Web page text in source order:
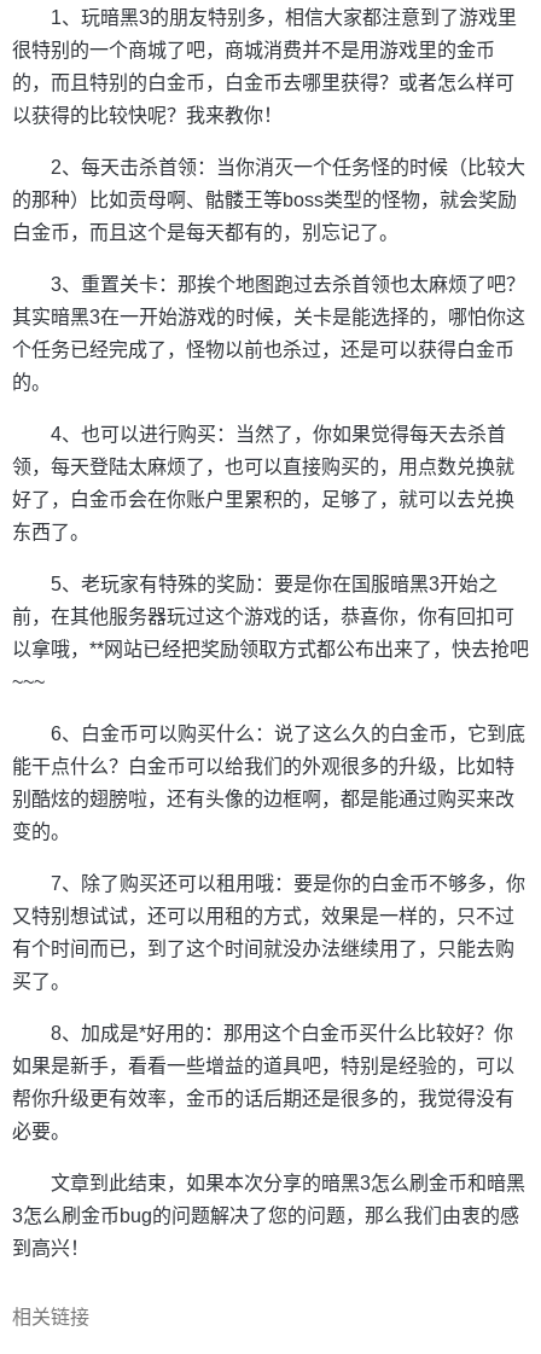
1、玩暗黑3的朋友特别多，相信大家都注意到了游戏里
很特别的一个商城了吧，商城消费并不是用游戏里的金币
的，而且特别的白金币，白金币去哪里获得？或者怎么样可
以获得的比较快呢？我来教你！
2、每天击杀首领：当你消灭一个任务怪的时候（比较大
的那种）比如贡母啊、骷髅王等boss类型的怪物，就会奖励
白金币，而且这个是每天都有的，别忘记了。
3、重置关卡：那挨个地图跑过去杀首领也太麻烦了吧？
其实暗黑3在一开始游戏的时候，关卡是能选择的，哪怕你这
个任务已经完成了，怪物以前也杀过，还是可以获得白金币
的。
4、也可以进行购买：当然了，你如果觉得每天去杀首
领，每天登陆太麻烦了，也可以直接购买的，用点数兑换就
好了，白金币会在你账户里累积的，足够了，就可以去兑换
东西了。
5、老玩家有特殊的奖励：要是你在国服暗黑3开始之
前，在其他服务器玩过这个游戏的话，恭喜你，你有回扣可
以拿哦，**网站已经把奖励领取方式都公布出来了，快去抢吧
~~~
6、白金币可以购买什么：说了这么久的白金币，它到底
能干点什么？白金币可以给我们的外观很多的升级，比如特
别酷炫的翅膀啦，还有头像的边框啊，都是能通过购买来改
变的。
7、除了购买还可以租用哦：要是你的白金币不够多，你
又特别想试试，还可以用租的方式，效果是一样的，只不过
有个时间而已，到了这个时间就没办法继续用了，只能去购
买了。
8、加成是*好用的：那用这个白金币买什么比较好？你
如果是新手，看看一些增益的道具吧，特别是经验的，可以
帮你升级更有效率，金币的话后期还是很多的，我觉得没有
必要。
文章到此结束，如果本次分享的暗黑3怎么刷金币和暗黑
3怎么刷金币bug的问题解决了您的问题，那么我们由衷的感
到高兴！
相关链接